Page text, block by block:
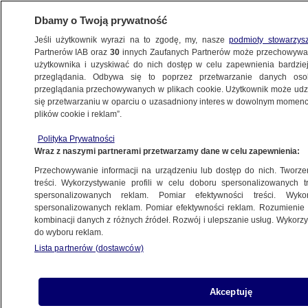
BIZNES
ZE ŚWIATA
na wyspie. Indonezja pełna przygód
12.10.2016, 13:43
Udostępnij
Dbamy o Twoją prywatność
Jeśli użytkownik wyrazi na to zgodę, my, naszepodmioty
Partnerów IAB oraz30 innych Zaufanych Partnerów może
użytkownika i uzyskiwać do nich dostęp w celu zapewnienia
przeglądania. Odbywa się to poprzez przetwarzanie danych
przeglądania przechowywanych w plikach cookie. Użytkownik może
się przetwarzaniu w oparciu o uzasadniony interes w dowolnym
plików cookie i reklam”.
Polityka Prywatności
Wraz z naszymi partnerami przetwarzamy dane w celu zapewnienia:
Przechowywanie informacji na urządzeniu lub dostęp do nich.
treści. Wykorzystywanie profili w celu doboru spersonalizowanych
spersonalizowanych reklam. Pomiar efektywności treści.
spersonalizowanych reklam. Pomiar efektywności reklam.
kombinacji danych z różnych źródeł. Rozwój i ulepszanie usług.
do wyboru reklam.
Lista partnerów (dostawców)
Akceptuję